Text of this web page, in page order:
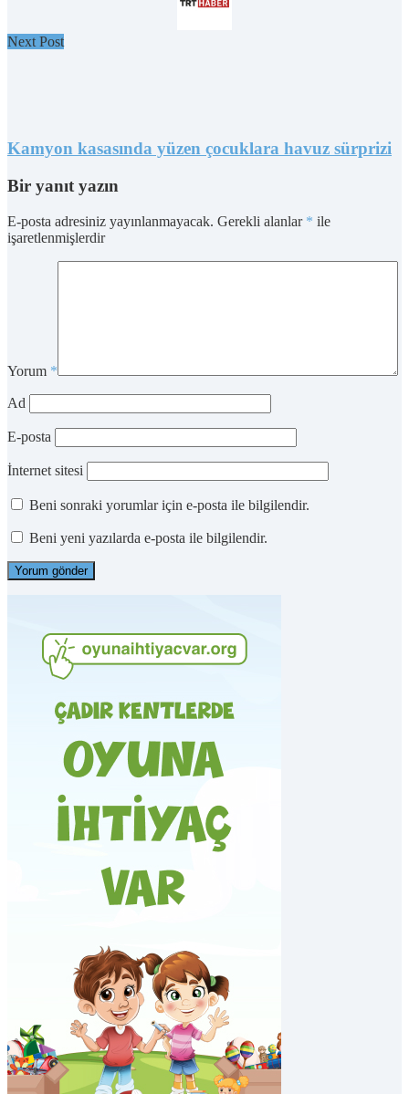
Next Post
Kamyon kasasında yüzen çocuklara havuz sürprizi
Bir yanıt yazın
E-posta adresiniz yayınlanmayacak. Gerekli alanlar * ile
işaretlenmişlerdir
Yorum *
Ad
E-posta
İnternet sitesi
Beni sonraki yorumlar için e-posta ile bilgilendir.
Beni yeni yazılarda e-posta ile bilgilendir.